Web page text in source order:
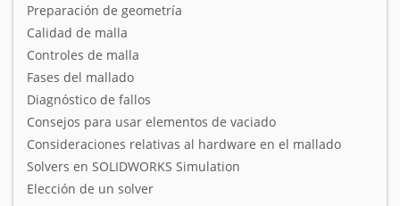
Preparación de geometría
Calidad de malla
Controles de malla
Fases del mallado
Diagnóstico de fallos
Consejos para usar elementos de vaciado
Consideraciones relativas al hardware en el mallado
Solvers en SOLIDWORKS Simulation
Elección de un solver